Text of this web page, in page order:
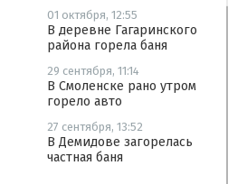
01 октября, 12:55
В деревне Гагаринского
района горела баня
29 сентября, 11:14
В Смоленске рано утром
горело авто
27 сентября, 13:52
В Демидове загорелась
частная баня